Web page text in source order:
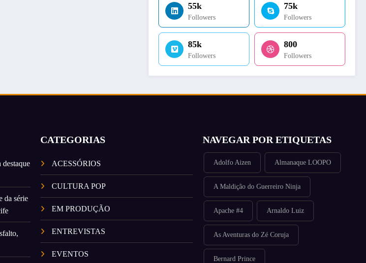
55k
Followers
75k
Followers
85k
Followers
800
Followers
da série
CATEGORIAS
ACESSÓRIOS
CULTURA POP
EM PRODUÇÃO
ENTREVISTAS
EVENTOS
NAVEGAR POR ETIQUETAS
Adolfo Aizen Almanaque LOOPO
A Maldição do Guerreiro Ninja
Apache #4 Arnaldo Luiz
As Aventuras do Zé Coruja
Bernard Prince